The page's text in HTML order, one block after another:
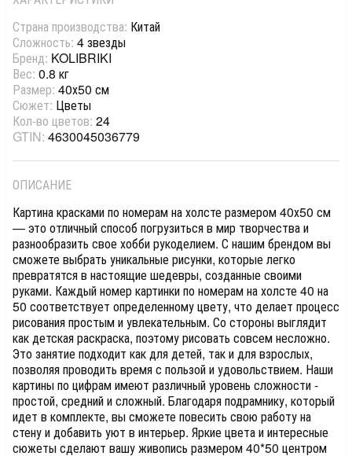
Страна производства: Китай
Сложность: 4 звезды
Бренд: KOLIBRIKI
Вес: 0.8 кг
Размер: 40х50 см
Сюжет: Цветы
Кол-во цветов: 24
GTIN: 4630045036779
ОПИСАНИЕ
Картина красками по номерам на холсте размером 40х50 см
— это отличный способ погрузиться в мир творчества и
разнообразить свое хобби рукоделием. С нашим брендом вы
сможете выбрать уникальные рисунки, которые легко
превратятся в настоящие шедевры, созданные своими
руками. Каждый номер картинки по номерам на холсте 40 на
50 соответствует определенному цвету, что делает процесс
рисования простым и увлекательным. Со стороны выглядит
как детская раскраска, поэтому рисовать совсем несложно.
Это занятие подходит как для детей, так и для взрослых,
позволяя проводить время с пользой и удовольствием. Наши
картины по цифрам имеют различный уровень сложности -
простой, средний и сложный. Благодаря подрамнику, который
идет в комплекте, вы сможете повесить свою работу на
стену и добавить уют в интерьер. Яркие цвета и интересные
сюжеты сделают вашу живопись размером 40*50 центром